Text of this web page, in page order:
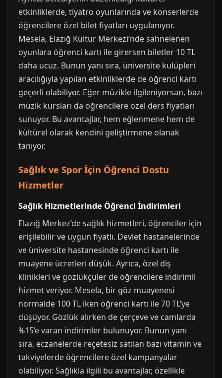
etkinliklerde, tiyatro oyunlarında ve konserlerde
öğrencilere özel bilet fiyatları uygulanıyor.
Mesela, Elazığ Kültür Merkezi’nde sahnelenen
oyunlara öğrenci kartı ile girersen biletler 10 TL
daha ucuz. Bunun yanı sıra, üniversite kulüpleri
aracılığıyla yapılan etkinliklerde de öğrenci kartı
geçerli olabiliyor. Eğer müzikle ilgileniyorsan, bazı
müzik kursları da öğrencilere özel ders fiyatları
sunuyor. Bu avantajlar, hem eğlenmene hem de
kültürel olarak kendini geliştirmene olanak
tanıyor.
Sağlık ve Spor İçin Öğrenci Dostu
Hizmetler
Sağlık Hizmetlerinde Öğrenci İndirimleri
Elazığ Merkez’de sağlık hizmetleri, öğrenciler için
erişilebilir ve uygun fiyatlı. Devlet hastanelerinde
ve üniversite hastanesinde öğrenci kartı ile
muayene ücretleri düşük. Ayrıca, özel diş
klinikleri ve gözlükçüler de öğrencilere indirimli
hizmet veriyor. Mesela, bir göz muayenesi
normalde 100 TL iken öğrenci kartı ile 70 TL’ye
düşüyor. Gözlük alırken de çerçeve ve camlarda
%15’e varan indirimler bulunuyor. Bunun yanı
sıra, eczanelerde reçetesiz satılan bazı vitamin ve
takviyelerde öğrencilere özel kampanyalar
olabiliyor. Sağlıkla ilgili bu avantajlar, özellikle